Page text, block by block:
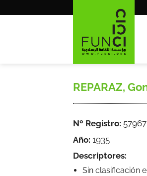
REPARAZ,
Nº Registro: 57967
Año: 1935
Descriptores:
Sin clasificación